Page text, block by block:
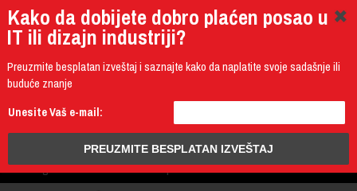
Kako da dobijete dobro plaćen posao u
IT ili dizajn industriji?
Preuzmite besplatan izveštaj i saznajte kako da naplatite svoje sadašnje ili
buduće znanje
Unesite Vaš e-mail: 011 4011 200
UPIS
Programming Administration
3D Design & CAD
Mobile Development